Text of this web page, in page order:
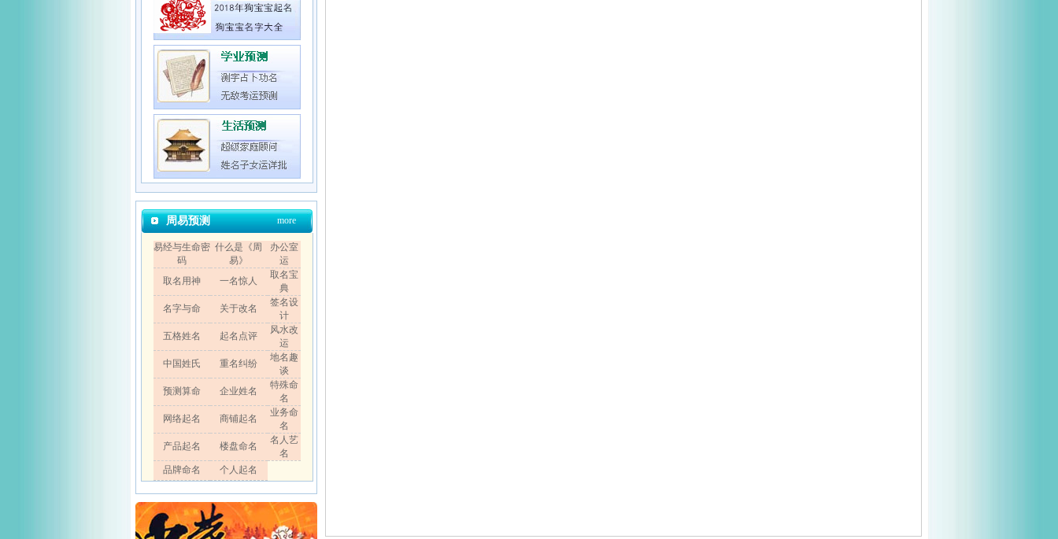
周易预测 more
易经与生命密
码
什么是《周
易》
办公室
运
取名用神
一名惊人
取名宝
典
名字与命
关于改名
签名设
计
五格姓名
起名点评
风水改
运
中国姓氏
重名纠纷
地名趣
谈
预测算命
企业姓名
特殊命
名
网络起名
商铺起名
业务命
名
产品起名
楼盘命名
名人艺
名
品牌命名
个人起名